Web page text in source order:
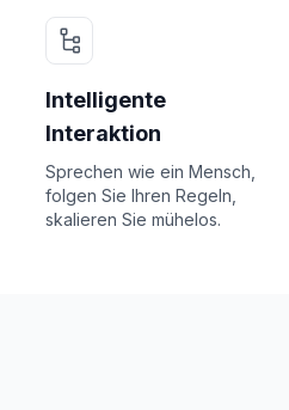
Intelligente
Interaktion
Sprechen wie ein Mensch,
folgen Sie Ihren Regeln,
skalieren Sie mühelos.